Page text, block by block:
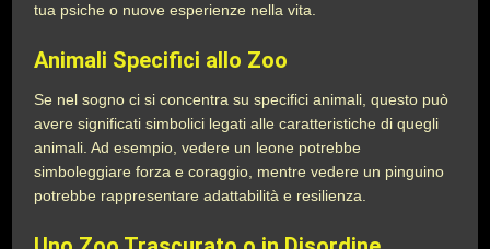
tua psiche o nuove esperienze nella vita.
Animali Specifici allo Zoo
Se nel sogno ci si concentra su specifici animali, questo può
avere significati simbolici legati alle caratteristiche di quegli
animali. Ad esempio, vedere un leone potrebbe
simboleggiare forza e coraggio, mentre vedere un pinguino
potrebbe rappresentare adattabilità e resilienza.